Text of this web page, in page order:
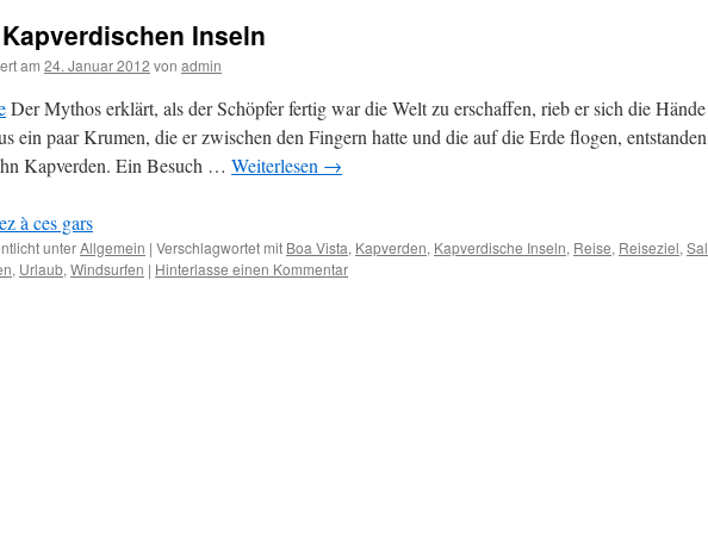
Inseln
am 24. Januar 2012 von admin
Der Mythos erklärt, als der Schöpfer fertig war die Welt zu erschaffen, rieb er sich die Hände
ein paar Krumen, die er zwischen den Fingern hatte und die auf die Erde flogen, entstanden
Kapverden. Ein Besuch … Weiterlesen →
à ces gars
unterAllgemein | Verschlagwortet mit Boa Vista, Kapverden, Kapverdische Inseln, Reise, Reiseziel, Sal
, Urlaub, Windsurfen | Hinterlasse einen Kommentar